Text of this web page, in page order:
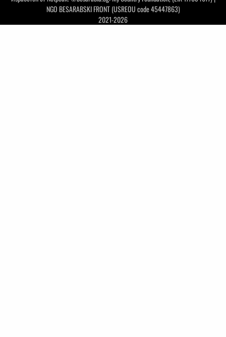
NGO BESARABSKI FRONT (USREOU code 45447863)
2021-2026